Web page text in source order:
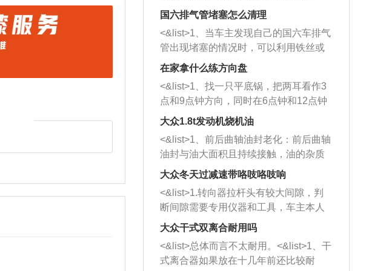
牌，但是中高低端的轮胎都有生产，这
也是为了更好的开拓市场。
国六排气管堵塞怎么清理
<&list>1、当车主发现自己的国六车排气
管出现堵塞的情况时，可以利用铁丝或
者是细棍，直接将杂物给取出来，如果
堵塞情况比较严重，也可以采取应急措
施。 <&list>2、直接利用木棍将所有的
杂物推到排气管里面的位置处，然后将
三元催化器拆解开，就可以将堵塞的东
西取出来。但如果是因为积碳过多引起
的堵塞，就需要将三元催化器泡在草酸
洗剂对堵塞的情况得到解决，将清洗剂
放在燃油箱中，与燃油混合后，车辆启
动时，就可以和汽油一起进入到燃烧
室，最后形成废气排出，就可以让三元
催化器得到清洗，排气管堵塞的情况就
能够得到解决。
在家拿什么练方向盘
<&list>1、找一只平底锅，把两耳看作3
点和9点钟方向，同时在6点钟和12点钟
方向做一个标记。 <&list>2、双手握住
一圈半的练习，往右同样也要打相同的
圈数。 <&list>3、最后强调要反复练
习，这样就可以形成肌肉记忆，在真实
驾驶车辆时，不需要记忆也能打好方
向。
大众1.8t发动机烧机油
<&list>1、前后曲轴油封老化：前后曲轴
油封与油大面积且持续接触，油的杂质
和发动机内持续温度变化使其密封效果
逐渐减弱，导致渗油或漏油。<&list>2、
活塞间隙过大：积碳会使活塞环与缸体
的间隙扩大，导致机油流入燃烧室中，
造成烧机油。<&list>3、机油粘度。使用
机油粘度过小的话，同样会有烧机油现
象，机油粘度过小具有很好的流动性，
大众冬天过减速带咯吱咯吱响
<&list>1.转向器拉杆头有较大间隙，判
断间隙需要专用仪器和工具，车主本人
无法制作，需要将车辆送到修理厂或4s
店；<&list>2.车辆半轴套管防尘罩破
裂，破裂后会出现漏油现象，使半轴磨
损严重，磨损的半轴容易损坏，产生异
大众干式双离合耐用吗
<&list>总体而言不太耐用。<&list>1、干
式离合器如果放在十几年前还比较耐